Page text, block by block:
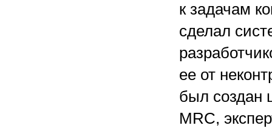
к задачам
сделал
ее от
был создан
MRC,